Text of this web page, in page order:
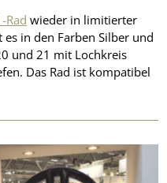
Rad wieder in limitierter
in den Farben Silber und
und 21 mit Lochkreis
Das Rad ist kompatibel